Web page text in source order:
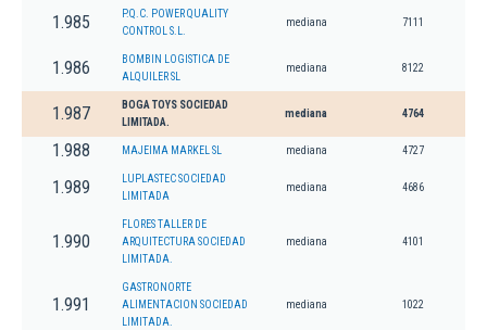
1.985
P.Q.C. POWER QUALITY
CONTROL S.L.
mediana 7111
1.986
BOMBIN LOGISTICA DE
ALQUILER SL
mediana 8122
1.987
BOGA TOYS SOCIEDAD
LIMITADA.
mediana 4764
1.988 MAJEIMA MARKEL SL mediana 4727
1.989
LUPLASTEC SOCIEDAD
LIMITADA
mediana 4686
1.990
FLORES TALLER DE
ARQUITECTURA SOCIEDAD
LIMITADA.
mediana 4101
1.991
GASTRONORTE
ALIMENTACION SOCIEDAD
LIMITADA.
mediana 1022